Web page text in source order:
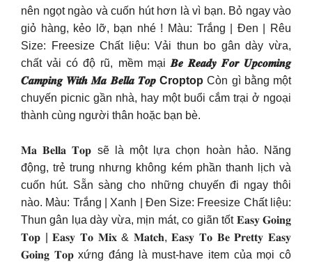
nên ngọt ngào và cuốn hút hơn là vì bạn. Bỏ ngay vào
giỏ hàng, kẻo lỡ, bạn nhé ! Màu: Trắng | Đen | Rêu
Size: Freesize Chất liệu: Vải thun bo gân dày vừa,
chất vải có độ rũ, mềm mại 𝑩𝒆 𝑹𝒆𝒂𝒅𝒚 𝑭𝒐𝒓 𝑼𝒑𝒄𝒐𝒎𝒊𝒏𝒈
𝑪𝒂𝒎𝒑𝒊𝒏𝒈 𝑾𝒊𝒕𝒉 𝑴𝒂 𝑩𝒆𝒍𝒍𝒂 𝑻𝒐𝒑 Croptop Còn gì bằng một
chuyến picnic gần nhà, hay một buổi cắm trại ở ngoại
thành cùng người thân hoặc bạn bè.
𝐌𝐚 𝐁𝐞𝐥𝐥𝐚 𝐓𝐨𝐩 sẽ là một lựa chọn hoàn hảo. Năng
động, trẻ trung nhưng không kém phần thanh lịch và
cuốn hút. Sẵn sàng cho những chuyến đi ngay thôi
nào. Màu: Trắng | Xanh | Đen Size: Freesize Chất liệu:
Thun gân lụa dày vừa, mịn mát, co giãn tốt 𝐄𝐚𝐬𝐲 𝐆𝐨𝐢𝐧𝐠
𝐓𝐨𝐩 | 𝐄𝐚𝐬𝐲 𝐓𝐨 𝐌𝐢𝐱 & 𝐌𝐚𝐭𝐜𝐡, 𝐄𝐚𝐬𝐲 𝐓𝐨 𝐁𝐞 𝐏𝐫𝐞𝐭𝐭𝐲 𝐄𝐚𝐬𝐲
𝐆𝐨𝐢𝐧𝐠 𝐓𝐨𝐩 xứng đáng là must-have item của mọi cô